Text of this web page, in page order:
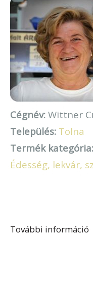
Cégnév: Wittner
Település: Tolna
Termék kategória:
Édesség, lekvár,
További információ